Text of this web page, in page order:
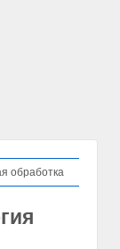
обработка